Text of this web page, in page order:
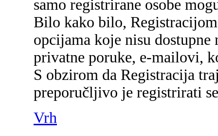
samo registrirane osobe
Bilo kako bilo,
opcijama koje nisu
privatne poruke, e-mailovi,
S obzirom da Registracija
preporučljivo je registrirati
Vrh